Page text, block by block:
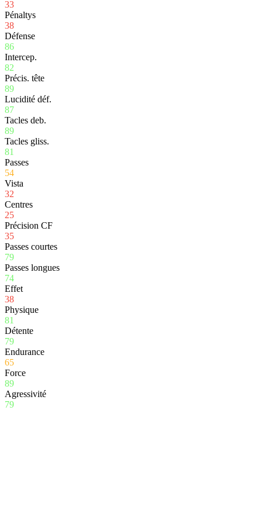
33
Pénaltys
38
Défense
86
Intercep.
82
Précis. tête
89
Lucidité déf.
87
Tacles deb.
89
Tacles gliss.
81
Passes
54
Vista
32
Centres
25
Précision CF
35
Passes courtes
79
Passes longues
74
Effet
38
Physique
81
Détente
79
Endurance
65
Force
89
Agressivité
79